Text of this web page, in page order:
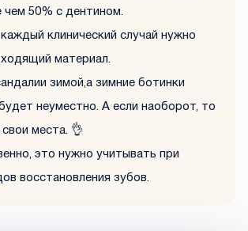
чем 50% с дентином.
клинический случай нужно
материал.
зимой,а зимние ботинки
неуместно. А если наоборот, то
места. 👌
это нужно учитывать при
восстановления зубов.